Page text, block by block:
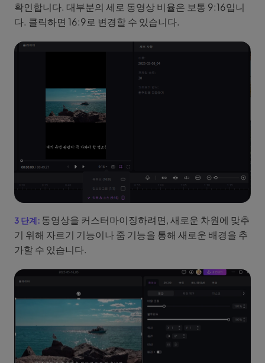
확인합니다. 대부분의 세로 동영상 비율은 보통 9:16입니
다. 클릭하면 16:9로 변경할 수 있습니다.
동영상을 커스터마이징하려면, 새로운 차원에 맞추
기 위해 자르기 기능이나 줌 기능을 통해 새로운 배경을 추
가할 수 있습니다.